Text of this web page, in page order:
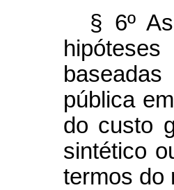
§ 6º
pública
do custo
sintético
termos do